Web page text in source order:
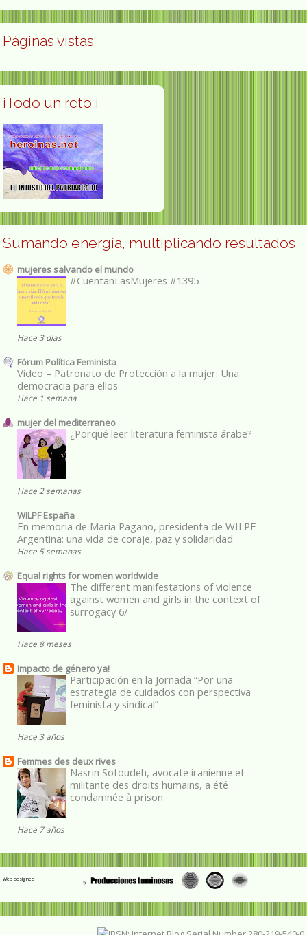
Páginas vistas
¡Todo un reto ¡
Sumando energía, multiplicando resultados
mujeres salvando el mundo
#CuentanLasMujeres #1395
Hace 3 días
Fórum Política Feminista
Vídeo – Patronato de Protección a la mujer: Una
democracia para ellos
Hace 1 semana
mujer del mediterraneo
¿Porqué leer literatura feminista árabe?
Hace 2 semanas
WILPF España
En memoria de María Pagano, presidenta de WILPF
Argentina: una vida de coraje, paz y solidaridad
Hace 5 semanas
Equal rights for women worldwide
The different manifestations of violence
against women and girls in the context of
surrogacy 6/
Hace 8 meses
Impacto de género ya!
Participación en la Jornada “Por una
estrategia de cuidados con perspectiva
feminista y sindical”
Hace 3 años
Femmes des deux rives
Nasrin Sotoudeh, avocate iranienne et
militante des droits humains, a été
condamnée à prison
Hace 7 años
Web designed